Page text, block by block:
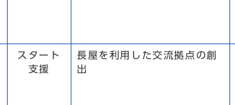
スタート
支援
長屋を利用した交流拠点の創
出